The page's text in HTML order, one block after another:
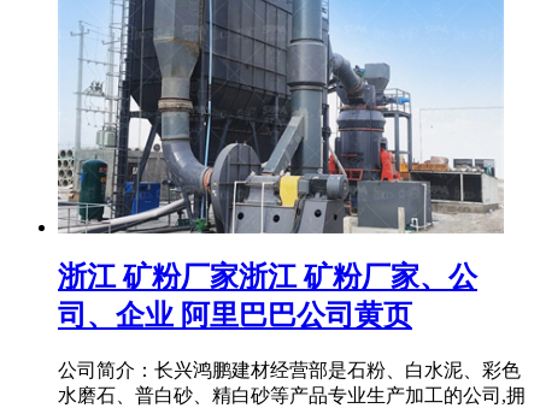
浙江 矿粉厂家浙江 矿粉厂家、公
司、企业 阿里巴巴公司黄页
公司简介：长兴鸿鹏建材经营部是石粉、白水泥、彩色
水磨石、普白砂、精白砂等产品专业生产加工的公司,拥